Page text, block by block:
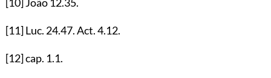
[11]Luc. 24.47. Act.4.12.
[12]cap. 1.1.